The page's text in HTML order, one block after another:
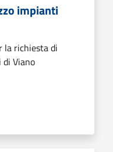
impianti
la richiesta di
Viano